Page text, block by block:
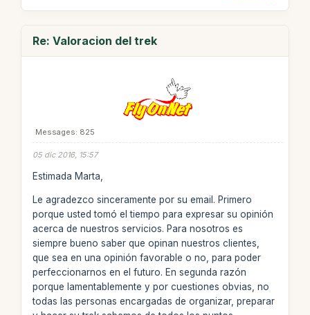
Re: Valoracion del trek
Messages: 825
05 dic 2016, 15:57
Estimada Marta,
Le agradezco sinceramente por su email. Primero
porque usted tomó el tiempo para expresar su opinión
acerca de nuestros servicios. Para nosotros es
siempre bueno saber que opinan nuestros clientes,
que sea en una opinión favorable o no, para poder
perfeccionarnos en el futuro. En segunda razón
porque lamentablemente y por cuestiones obvias, no
todas las personas encargadas de organizar, preparar